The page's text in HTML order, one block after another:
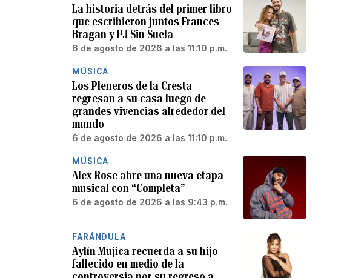
La historia detrás del primer libro
que escribieron juntos Frances
Bragan y PJ Sin Suela
6 de agosto de 2026 a las 11:10 p.m.
MÚSICA
Los Pleneros de la Cresta
regresan a su casa luego de
grandes vivencias alrededor del
mundo
6 de agosto de 2026 a las 11:10 p.m.
MÚSICA
Alex Rose abre una nueva etapa
musical con “Completa”
6 de agosto de 2026 a las 9:43 p.m.
FARÁNDULA
Aylín Mujica recuerda a su hijo
fallecido en medio de la